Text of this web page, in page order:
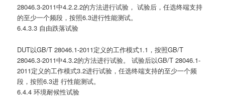
28046.3-2011中4.2.2.2的方法进行试验， 试验后，任选终端支持
的至少一个频段，按照6.3进行性能测试。
6.4.3.3 自由跌落试验
DUT以GB/T 28046.1-2011定义的工作模式1.1，按照GB/T
28046.3-2011中4.3.2的方法进行试验。 试验后以GB/T 28046.1-
2011定义的工作模式3.2进行试验，任选终端支持的至少一个频
段，按照6.3进 行性能测试。
6.4.4 环境耐候性试验